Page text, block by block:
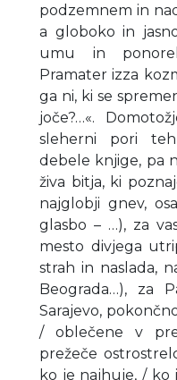
podzemnem in
a globoko in
umu in
Pramater izza
ga ni, ki se
joče?…«.
sleherni pori
debele knjige, pa
živa bitja, ki
najglobji gnev,
glasbo – …), za
mesto divjega
strah in naslada,
Beograda…), za
Sarajevo,
/ oblečene v
prežeče
ko je najhuje, / ko